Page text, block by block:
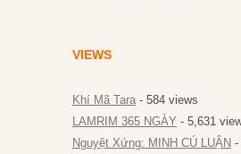
VIEWS
Khí Mã Tara - 584 views
LAMRIM 365 NGÀY - 5,631
Nguyệt Xứng: MINH CÚ LUẬN -